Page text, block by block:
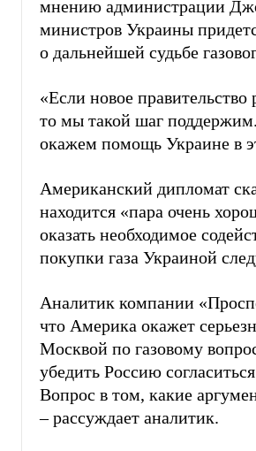
мнению администрации
министров Украины
о дальнейшей судьбе
«Если новое
то мы такой шаг
окажем помощь Украине в
Американский дипломат
находится «пара очень
оказать необходимое
покупки газа Украиной
Аналитик компании
что Америка окажет
Москвой по газовому
убедить Россию
Вопрос в том, какие
– рассуждает аналитик.